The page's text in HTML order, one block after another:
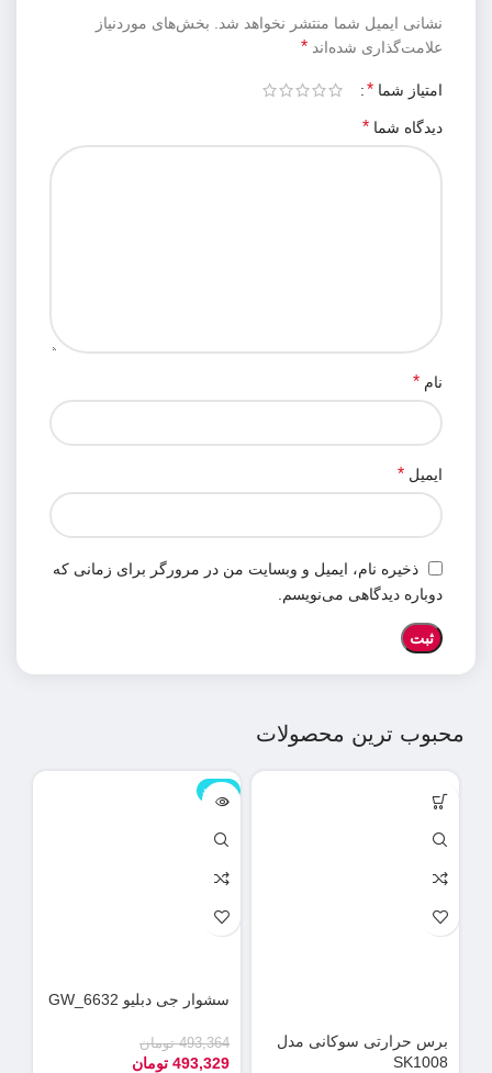
نشانی ایمیل شما منتشر نخواهد شد. بخش‌های موردنیاز
علامت‌گذاری شده‌اند *
امتیاز شما *
دیدگاه شما *
نام *
ایمیل *
ذخیره نام، ایمیل و وبسایت من در مرورگر برای زمانی که
دوباره دیدگاهی می‌نویسم.
محبوب ترین محصولات
برس حرارتی سوکانی مدل
SK1008
ناموجود
سشوار جی دبلیو GW_6632
493,364 تومان
493,329 تومان